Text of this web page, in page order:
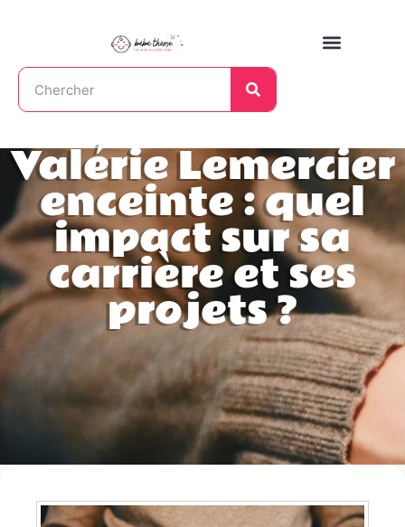
Valérie Lemercier
enceinte : quel
impact sur sa
carrière et ses
projets ?